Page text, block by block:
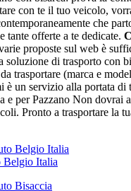
con te il tuo veicolo,
che
tante offerte a te dedicate.
proposte sul web è
soluzione di trasporto con
trasportare (marca e
è un servizio alla portata
e per Pazzano Non dovrai
Pronto a trasportare la
Belgio Italia